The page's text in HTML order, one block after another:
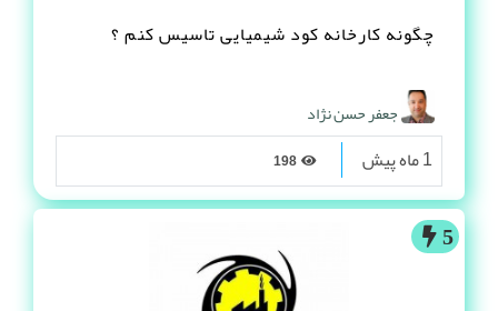
چگونه کارخانه کود شیمیایی تاسیس کنم ؟
جعفر حسن نژاد
1 ماه پیش
5